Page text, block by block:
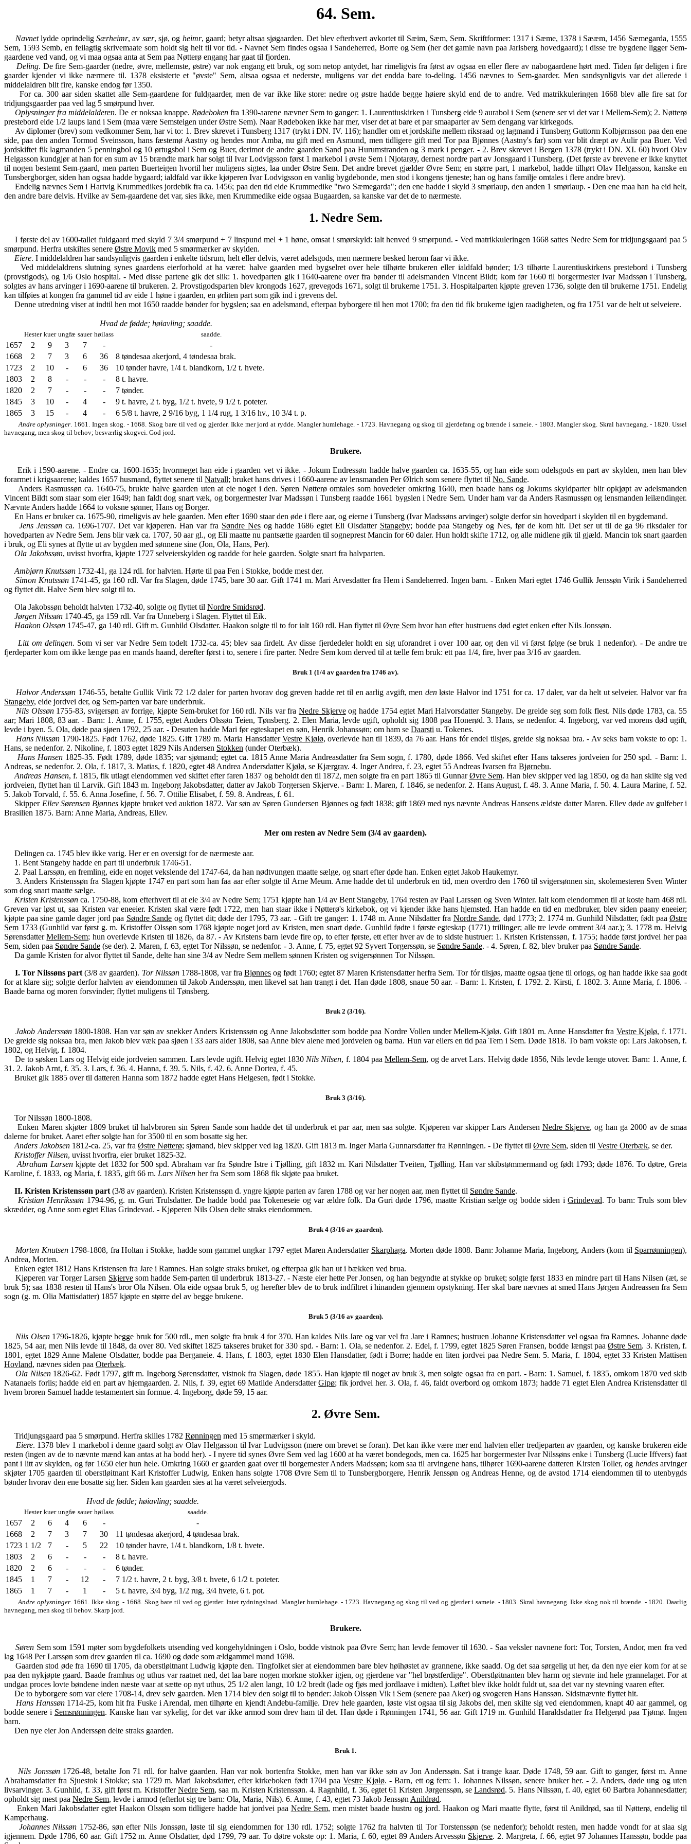
64. Sem.
Navnetlydde oprindelig Særheimr, av sær, sjø, og heimr, gaard; betyr altsaa sjøgaarden. Det blev efterhvert avkortet til Sæim, Sæm, Sem. Skriftformer: 1317 i Sæme, 1378 i Sææm, 1456 Sæmegarda, 1555
Sem, 1593 Semb, en feilagtig skrivemaate som holdt sig helt til vor tid. - Navnet Sem findes ogsaa i Sandeherred, Borre og Sem (her det gamle navn paa Jarlsberg hovedgaard); i disse tre bygdene ligger Sem-
gaardene ved vand, og vi maa ogsaa anta at Sem paa Nøtterø engang har gaat til fjorden.
Deling. De fire Sem-gaarder (nedre, øvre, mellemste, østre) var nok engang ett bruk, og som netop antydet, har rimeligvis fra først av ogsaa en eller flere av nabogaardene hørt med. Tiden før deligen i fire
gaarder kjender vi ikke nærmere til. 1378 eksisterte et "øvste" Sem, altsaa ogsaa et nederste, muligens var det endda bare to-deling. 1456 nævnes to Sem-gaarder. Men sandsynligvis var det allerede i
middelaldren blit fire, kanske endog før 1350.
For ca. 300 aar siden skattet alle Sem-gaardene for fuldgaarder, men de var ikke like store: nedre og østre hadde begge høiere skyld end de to andre. Ved matrikkuleringen 1668 blev alle fire sat for
tridjungsgaarder paa ved lag 5 smørpund hver.
Oplysninger fra middelalderen. De er noksaa knappe.Rødeboken fra 1390-aarene nævner Sem to ganger: 1. Laurentiuskirken i Tunsberg eide 9 aurabol i Sem (senere ser vi det var i Mellem-Sem); 2. Nøtterø
prestebord eide 1/2 laups land i Sem (maa være Semsteigen under Østre Sem). Naar Rødeboken ikke har mer, viser det at bare et par smaaparter av Sem dengang var kirkegods.
Av diplomer (brev) som vedkommer Sem, har vi to: 1. Brev skrevet i Tunsberg 1317 (trykt i DN. IV. 116); handler om et jordskifte mellem riksraad og lagmand i Tunsberg Guttorm Kolbjørnsson paa den ene
side, paa den anden Tormod Sveinsson, hans fæstemø Aastny og hendes mor Amba, nu gift med en Asmund, men tidligere gift med Tor paa Bjønnes (Aastny's far) som var blit dræpt av Aulir paa Buer. Ved
jordskiftet fik lagmanden 5 penningbol og 10 ørtugsbol i Sem og Buer, derimot de andre gaarden Sand paa Hurumstranden og 3 mark i penger. - 2. Brev skrevet i Bergen 1378 (trykt i DN. XI. 60) hvori Olav
Helgasson kundgjør at han for en sum av 15 brændte mark har solgt til Ivar Lodvigsson først 1 markebol i øvste Sem i Njotarøy, dernest nordre part av Jonsgaard i Tunsberg. (Det første av brevene er ikke knyttet
til nogen bestemt Sem-gaard, men parten Buerteigen hvortil her muligens sigtes, laa under Østre Sem. Det andre brevet gjælder Øvre Sem; en større part, 1 markebol, hadde tilhørt Olav Helgasson, kanske en
Tunsbergborger, siden han ogsaa hadde bygaard; ialdfald var ikke kjøperen Ivar Lodvigsson en vanlig bygdebonde, men stod i kongens tjeneste; han og hans familje omtales i flere andre brev).
Endelig nævnes Sem i Hartvig Krummedikes jordebik fra ca. 1456; paa den tid eide Krummedike "two Sæmegarda"; den ene hadde i skyld 3 smørlaup, den anden 1 smørlaup. - Den ene maa han ha eid helt,
den andre bare delvis. Hvilke av Sem-gaardene det var, sies ikke, men Krummedike eide ogsaa Bugaarden, sa kanske var det de to nærmeste.
1. Nedre Sem.
I første del av 1600-tallet fuldgaard med skyld 7 3/4 smørpund + 7 linspund mel + 1 høne, omsat i smørskyld: ialt henved 9 smørpund. - Ved matrikkuleringen 1668 sattes Nedre Sem for tridjungsgaard paa 5
smørpund. Herfra utskiltes senere Østre Movik med 5 smørmærker av skylden.
Eiere. I middelaldren har sandsynligvis gaarden i enkelte tidsrum, helt eller delvis, været adelsgods, men nærmere besked herom faar vi ikke.
Ved middelaldrens slutning synes gaardens eierforhold at ha været: halve gaarden med bygselret over hele tilhørte brukeren eller ialdfald bønder; 1/3 tilhørte Laurentiuskirkens prestebord i Tunsberg
(provstigods), og 1/6 Oslo hospital. - Med disse partene gik det slik: 1. hovedparten gik i 1640-aarene over fra bønder til adelsmanden Vincent Bildt; kom før 1660 til borgermester Ivar Madssøn i Tunsberg,
solgtes av hans arvinger i 1690-aarene til brukeren. 2. Provstigodsparten blev krongods 1627, grevegods 1671, solgt til brukerne 1751. 3. Hospitalparten kjøpte greven 1736, solgte den til brukerne 1751. Endelig
kan tilføies at kongen fra gammel tid av eide 1 høne i gaarden, en ørliten part som gik ind i grevens del.
Denne utredning viser at indtil hen mot 1650 raadde bønder for bygslen; saa en adelsmand, efterpaa byborgere til hen mot 1700; fra den tid fik brukerne igjen raadigheten, og fra 1751 var de helt ut selveiere.
Hvad de fødde; høiavling; saadde.
Hester kuer ungfæ sauer høilass saadde.
1657 2 9 3 7 -
-
1668
2 7 3 6 36
8 tøndesaa akerjord, 4 tøndesaa brak.
1723
2 10 - 6 36
10 tønder havre, 1/4 t. blandkorn, 1/2 t. hvete.
1803
2 8 - - -
8 t. havre.
1820
2 7 - - -
7 tønder.
1845
3 10 - 4 -
9 t. havre, 2 t. byg, 1/2 t. hvete, 9 1/2 t. poteter.
1865
3 15 - 4 - 6 5/8 t. havre, 2 9/16 byg, 1 1/4 rug, 1 3/16 hv., 10 3/4 t. p.
Andre oplysninger. 1661. Ingen skog. - 1668. Skog bare til ved og gjerder. Ikke mer jord at rydde. Mangler humlehage. - 1723. Havnegang og skog til gjerdefang og brænde i sameie. - 1803. Mangler skog. Skral havnegang. - 1820. Ussel
havnegang, men skog til behov; besværlig skogvei. God jord.
Brukere.
Erik i 1590-aarene. - Endre ca. 1600-1635; hvormeget han eide i gaarden vet vi ikke. - Jokum Endressøn hadde halve gaarden ca. 1635-55, og han eide som odelsgods en part av skylden, men han blev
forarmet i krigsaarene; kaldes 1657 husmand, flyttet senere til Natvall; bruket hans drives i 1660-aarene av lensmanden Per Ølrich som senere flyttet til No. Sande.
Anders Rasmussøn ca. 1640-75, brukte halve gaarden uten at eie noget i den. Søren Nøtterø omtales som hovedeier omkring 1640, men baade hans og Jokums skyldparter blir opkjøpt av adelsmanden
Vincent Bildt som staar som eier 1649; han faldt dog snart væk, og borgermester Ivar Madssøn i Tunsberg raadde 1661 bygslen i Nedre Sem. Under ham var da Anders Rasmussøn og lensmanden leilændinger.
Nævnte Anders hadde 1664 to voksne sønner, Hans og Borger.
En Hans er bruker ca. 1675-90, rimeligvis av hele gaarden. Men efter 1690 staar den øde i flere aar, og eierne i Tunsberg (Ivar Madssøns arvinger) solgte derfor sin hovedpart i skylden til en bygdemand.
Jens Jenssøn ca. 1696-1707. Det var kjøperen. Han var fra Søndre Nesog hadde 1686 egtet Eli Olsdatter Stangeby; bodde paa Stangeby og Nes, før de kom hit. Det ser ut til de ga 96 riksdaler for
hovedparten av Nedre Sem. Jens blir væk ca. 1707, 50 aar gl., og Eli maatte nu pantsætte gaarden til sogneprest Mancin for 60 daler. Hun holdt skifte 1712, og alle midlene gik til gjæld. Mancin tok snart gaarden
i bruk, og Eli synes at flytte ut av bygden med sønnene sine (Jon, Ola, Hans, Per).
Ola Jakobssøn, uvisst hvorfra, kjøpte 1727 selveierskylden og raadde for hele gaarden. Solgte snart fra halvparten.
Ambjørn Knutssøn 1732-41, ga 124 rdl. for halvten. Hørte til paa Fen i Stokke, bodde mest der.
Simon Knutssøn1741-45, ga 160 rdl. Var fra Slagen, døde 1745, bare 30 aar. Gift 1741 m. Mari Arvesdatter fra Hem i Sandeherred. Ingen barn. - Enken Mari egtet 1746 Gullik Jenssøn Virik i Sandeherred
og flyttet dit. Halve Sem blev solgt til to.
Ola Jakobssøn beholdt halvten 1732-40, solgte og flyttet til Nordre Smidsrød.
Jørgen Nilssøn 1740-45, ga 159 rdl. Var fra Unneberg i Slagen. Flyttet til Eik.
Haakon Olssøn 1745-47, ga 140 rdl. Gift m. Gunhild Olsdatter. Haakon solgte til to for ialt 160 rdl. Han flyttet til Øvre Sem hvor han efter hustruens død egtet enken efter Nils Jonssøn.
Litt om delingen. Som vi ser var Nedre Sem todelt 1732-ca. 45; blev saa firdelt. Av disse fjerdedeler holdt en sig uforandret i over 100 aar, og den vil vi først følge (se bruk 1 nedenfor). - De andre tre
fjerdeparter kom om ikke længe paa en mands haand, derefter først i to, senere i fire parter. Nedre Sem kom derved til at tælle fem bruk: ett paa 1/4, fire, hver paa 3/16 av gaarden.
Bruk 1 (1/4 av gaarden fra 1746 av).
Halvor Anderssøn 1746-55, betalte Gullik Virik 72 1/2 daler for parten hvorav dog greven hadde ret til en aarlig avgift, men denløste Halvor ind 1751 for ca. 17 daler, var da helt ut selveier. Halvor var fra
Stangeby, eide jordvei der, og Sem-parten var bare underbruk.
Nils Olssøn1755-83, svigersøn av forrige, kjøpte Sem-bruket for 160 rdl. Nils var fraNedre Skjerveog hadde 1754 egtet Mari Halvorsdatter Stangeby. De greide seg som folk flest. Nils døde 1783, ca. 55
aar; Mari 1808, 83 aar. - Barn: 1. Anne, f. 1755, egtet Anders Olssøn Teien, Tønsberg. 2. Elen Maria, levde ugift, opholdt sig 1808 paa Honerød. 3. Hans, se nedenfor. 4. Ingeborg, var ved morens død ugift,
levde i byen. 5. Ola, døde paa sjøen 1792, 25 aar. - Desuten hadde Mari før egteskapet en søn, Henrik Johanssøn; om ham se Daarsti u. Tokenes.
Hans Nilssøn 1790-1825. Født 1762, døde 1825. Gift 1789 m. Maria HansdatterVestre Kjølø, overlevde han til 1839, da 76 aar. Hans fór endel tilsjøs, greide sig noksaa bra. - Av seks barn vokste to op: 1.
Hans, se nedenfor. 2. Nikoline, f. 1803 egtet 1829 Nils Andersen Stokken (under Oterbæk).
Hans Hansen 1825-35. Født 1789, døde 1835; var sjømand; egtet ca. 1815 Anne Maria Andreasdatter fra Sem sogn, f. 1780, døde 1866. Ved skiftet efter Hans takseres jordveien for 250 spd. - Barn: 1.
Andreas, se nedenfor. 2. Ola, f. 1817, 3. Matias, f. 1820, egtet 48 Andrea AndersdatterKjølø, se Kjærgrav. 4. Inger Andrea, f. 23, egtet 55 Andreas Ivarsen fra Bjørnebu.
Andreas Hansen, f. 1815, fik utlagt eiendommen ved skiftet efter faren 1837 og beholdt den til 1872, men solgte fra en part 1865 til GunnarØvre Sem. Han blev skipper ved lag 1850, og da han skilte sig ved
jordveien, flyttet han til Larvik. Gift 1843 m. Ingeborg Jakobsdatter, datter av Jakob Torgersen Skjerve. - Barn: 1. Maren, f. 1846, se nedenfor. 2. Hans August, f. 48. 3. Anne Maria, f. 50. 4. Laura Marine, f. 52.
5. Jakob Torvald, f. 55. 6. Anna Josefine, f. 56. 7. Ottilie Elisabet, f. 59. 8. Andreas, f. 61.
Skipper Ellev Sørensen Bjønneskjøpte bruket ved auktion 1872. Var søn av Søren Gundersen Bjønnes og født 1838; gift 1869 med nys nævnte Andreas Hansens ældste datter Maren. Ellev døde av gulfeber i
Brasilien 1875. Barn: Anne Maria, Andreas, Ellev.
Mer om resten av Nedre Sem (3/4 av gaarden).
Delingen ca. 1745 blev ikke varig. Her er en oversigt for de nærmeste aar.
1. Bent Stangeby hadde en part til underbruk 1746-51.
2. Paal Larssøn, en fremling, eide en noget vekslende del 1747-64, da han nødtvungen maatte sælge, og snart efter døde han. Enken egtet Jakob Haukemyr.
3. Anders Kristenssøn fra Slagen kjøpte 1747 en part som han faa aar efter solgte til Arne Meum. Arne hadde det til underbruk en tid, men overdro den 1760 til svigersønnen sin, skolemesteren Sven Winter
som dog snart maatte sælge.
Kristen Kristenssøn ca. 1750-88, kom efterhvert til at eie 3/4 av Nedre Sem; 1751 kjøpte han 1/4 av Bent Stangeby, 1764 resten av Paal Larssøn og Sven Winter. Ialt kom eiendommen til at koste ham 468 rdl.
Greven var løst ut, saa Kristen var eneeier. Kristen skal være født 1722, men han staar ikke i Nøtterø's kirkebok, og vi kjender ikke hans hjemsted. Han hadde en tid en medbruker, blev siden paany eneeier;
kjøpte paa sine gamle dager jord paa Søndre Sande og flyttet dit; døde der 1795, 73 aar. - Gift tre ganger: 1. 1748 m. Anne Nilsdatter fra Nordre Sande, død 1773; 2. 1774 m. Gunhild Nilsdatter, født paa Østre
Sem 1733 (Gunhild var først g. m. Kristoffer Olssøn som 1768 kjøpte noget jord av Kristen, men snart døde. Gunhild fødte i første egteskap (1771) trillinger; alle tre levde omtrent 3/4 aar.); 3. 1778 m. Helvig
SørensdatterMellem-Sem; hun overlevde Kristen til 1826, da 87. - Av Kristens barn levde fire op, to efter første, ett efter hver av de to sidste hustruer: 1. Kristen Kristenssøn, f. 1755; hadde først jordvei her paa
Sem, siden paa Søndre Sande (se der). 2. Maren, f. 63, egtet Tor Nilssøn, se nedenfor. - 3. Anne, f. 75, egtet 92 Syvert Torgerssøn, se Søndre Sande. - 4. Søren, f. 82, blev bruker paa Søndre Sande.
Da gamle Kristen for alvor flyttet til Sande, delte han sine 3/4 av Nedre Sem mellem sønnen Kristen og svigersønnen Tor Nilssøn.
I. Tor Nilssøns part (3/8 av gaarden). Tor Nilssøn1788-1808, var fraBjønnes og født 1760; egtet 87 Maren Kristensdatter herfra Sem. Tor fór tilsjøs, maatte ogsaa tjene til orlogs, og han hadde ikke saa godt
for at klare sig; solgte derfor halvten av eiendommen til Jakob Anderssøn, men likevel sat han trangt i det. Han døde 1808, snaue 50 aar. - Barn: 1. Kristen, f. 1792. 2. Kirsti, f. 1802. 3. Anne Maria, f. 1806. -
Baade barna og moren forsvinder; flyttet muligens til Tønsberg.
Bruk 2 (3/16).
Jakob Anderssøn1800-1808. Han var søn av snekker Anders Kristenssøn og Anne Jakobsdatter som bodde paa Nordre Vollen under Mellem-Kjølø. Gift 1801 m. Anne Hansdatter fra Vestre Kjølø, f. 1771.
De greide sig noksaa bra, men Jakob blev væk paa sjøen i 33 aars alder 1808, saa Anne blev alene med jordveien og barna. Hun var ellers en tid paa Tem i Sem. Døde 1818. To barn vokste op: Lars Jakobsen, f.
1802, og Helvig, f. 1804.
De to søsken Lars og Helvig eide jordveien sammen. Lars levde ugift. Helvig egtet 1830 Nils Nilsen, f. 1804 paaMellem-Sem, og de arvet Lars. Helvig døde 1856, Nils levde længe utover. Barn: 1. Anne, f.
31. 2. Jakob Arnt, f. 35. 3. Lars, f. 36. 4. Hanna, f. 39. 5. Nils, f. 42. 6. Anne Dortea, f. 45.
Bruket gik 1885 over til datteren Hanna som 1872 hadde egtet Hans Helgesen, født i Stokke.
Bruk 3 (3/16).
Tor Nilssøn 1800-1808.
Enken Maren skjøter 1809 bruket til halvbroren sin Søren Sande som hadde det til underbruk et par aar, men saa solgte. Kjøperen var skipper Lars Andersen Nedre Skjerve, og han ga 2000 av de smaa
dalerne for bruket. Aaret efter solgte han for 3500 til en som bosatte sig her.
Anders Jakobsen 1812-ca. 25, var fra Østre Nøtterø; sjømand, blev skipper ved lag 1820. Gift 1813 m. Inger Maria Gunnarsdatter fra Rønningen. - De flyttet til Øvre Sem, siden til Vestre Oterbæk, se der.
Kristoffer Nilsen, uvisst hvorfra, eier bruket 1825-32.
Abraham Larsenkjøpte det 1832 for 500 spd. Abraham var fra Søndre Istre i Tjølling, gift 1832 m. Kari Nilsdatter Tveiten, Tjølling. Han var skibstømmermand og født 1793; døde 1876. To døtre, Greta
Karoline, f. 1833, og Maria, f. 1835, gift 66 m. Lars Nilsen her fra Sem som 1868 fik skjøte paa bruket.
II. Kristen Kristenssøn part (3/8 av gaarden). Kristen Kristenssøn d. yngre kjøpte parten av faren 1788 og var her nogen aar, men flyttet til Søndre Sande.
Kristian Henrikssøn 1794-96, g. m. Guri Trulsdatter. De hadde bodd paa Tokeneseie og var ældre folk. Da Guri døde 1796, maatte Kristian sælge og bodde siden i Grindevad. To barn: Truls som blev
skrædder, og Anne som egtet Elias Grindevad. - Kjøperen Nils Olsen delte straks eiendommen.
Bruk 4 (3/16 av gaarden).
Morten Knutsen1798-1808, fra Holtan i Stokke, hadde som gammel ungkar 1797 egtet Maren Andersdatter Skarphaga. Morten døde 1808. Barn: Johanne Maria, Ingeborg, Anders (kom til Sparrønningen),
Andrea, Morten.
Enken egtet 1812 Hans Kristensen fra Jare i Ramnes. Han solgte straks bruket, og efterpaa gik han ut i bækken ved brua.
Kjøperen var Torger Larsen Skjervesom hadde Sem-parten til underbruk 1813-27. - Næste eier hette Per Jonsen, og han begyndte at stykke op bruket; solgte først 1833 en mindre part til Hans Nilsen (æt, se
bruk 5); saa 1838 resten til Hans's bror Ola Nilsen. Ola eide ogsaa bruk 5, og herefter blev de to bruk indfiltret i hinanden gjennem opstykning. Her skal bare nævnes at smed Hans Jørgen Andreassen fra Sem
sogn (g. m. Olia Mattisdatter) 1857 kjøpte en større del av begge brukene.
Bruk 5 (3/16 av gaarden).
Nils Olsen1796-1826, kjøpte begge bruk for 500 rdl., men solgte fra bruk 4 for 370. Han kaldes Nils Jare og var vel fra Jare i Ramnes; hustruen Johanne Kristensdatter vel ogsaa fra Ramnes. Johanne døde
1825, 54 aar, men Nils levde til 1848, da over 80. Ved skiftet 1825 takseres bruket for 330 spd. - Barn: 1. Ola, se nedenfor. 2. Edel, f. 1799, egtet 1825 Søren Fransen, bodde længst paa Østre Sem. 3. Kristen, f.
1801, egtet 1829 Anne Malene Olsdatter, bodde paa Berganeie. 4. Hans, f. 1803, egtet 1830 Elen Hansdatter, født i Borre; hadde en liten jordvei paa Nedre Sem. 5. Maria, f. 1804, egtet 33 Kristen Mattisen
Hovland, nævnes siden paa Oterbæk.
Ola Nilsen1826-62. Født 1797, gift m. Ingeborg Sørensdatter, vistnok fra Slagen, døde 1855. Han kjøpte til noget av bruk 3, men solgte ogsaa fra en part. - Barn: 1. Samuel, f. 1835, omkom 1870 ved skib
Natanaels forlis; hadde eid en part av hjemgaarden. 2. Nils, f. 39, egtet 69 Matilde AndersdatterGipø; fik jordvei her. 3. Ola, f. 46, faldt overbord og omkom 1873; hadde 71 egtet Elen Andrea Kristensdatter til
hvem broren Samuel hadde testamentert sin formue. 4. Ingeborg, døde 59, 15 aar.
2. Øvre Sem.
Tridjungsgaard paa 5 smørpund. Herfra skilles 1782 Rønningen med 15 smørmærker i skyld.
Eiere. 1378 blev 1 markebol i denne gaard solgt av Olav Helgasson til Ivar Ludvigsson (mere om brevet se foran). Det kan ikke være mer end halvten eller tredjeparten av gaarden, og kanske brukeren eide
resten (ingen av de to nævnte mænd kan antas at ha bodd her). - I nyere tid synes Øvre Sem ved lag 1600 at ha været bondegods, men ca. 1625 har borgermester Ivar Nilssøns enke i Tunsberg (Lucie Iffvers) faat
pant i litt av skylden, og før 1650 eier hun hele. Omkring 1660 er gaarden gaat over til borgemester Anders Madssøn; kom saa til arvingene hans, tilhører 1690-aarene datteren Kirsten Toller, og hendesarvinger
skjøter 1705 gaarden til oberstløitnant Karl Kristoffer Ludwig. Enken hans solgte 1708 Øvre Sem til to Tunsbergborgere, Henrik Jenssøn og Andreas Henne, og de avstod 1714 eiendommen til to utenbygds
bønder hvorav den ene bosatte sig her. Siden kan gaarden sies at ha været selveiergods.
Hvad de fødde; høiavling; saadde.
Hester kuer ungfæ sauer høilass saadde.
1657 2 6 4 6 -
-
1668
2 7 3 7 30
11 tøndesaa akerjord, 4 tøndesaa brak.
1723 1 1/2 7 - 5 22
10 tønder havre, 1/4 t. blandkorn, 1/8 t. hvete.
1803
2 6 - - -
8 t. havre.
1820
2 6 - - -
6 tønder.
1845
1 7 - 12 -
7 1/2 t. havre, 2 t. byg, 3/8 t. hvete, 6 1/2 t. poteter.
1865
1 7 - 1 - 5 t. havre, 3/4 byg, 1/2 rug, 3/4 hvete, 6 t. pot.
Andre oplysninger. 1661. Ikke skog. - 1668. Skog bare til ved og gjerder. Intet rydningslnad. Mangler humlehage. - 1723. Havnegang og skog til ved og gjerder i sameie. - 1803. Skral havnegang. Ikke skog nok til brænde. - 1820. Daarlig
havnegang, men skog til behov. Skarp jord.
Brukere.
Søren Sem som 1591 møter som bygdefolkets utsending ved kongehyldningen i Oslo, bodde vistnok paa Øvre Sem; han levde femover til 1630. - Saa veksler navnene fort: Tor, Torsten, Andor, men fra ved
lag 1648 Per Larssøn som drev gaarden til ca. 1690 og døde som ældgammel mand 1698.
Gaarden stod øde fra 1690 til 1705, da oberstløitnant Ludwig kjøpte den. Tingfolket sier at eiendommen bare blev høihøstet av grannene, ikke saadd. Og det saa sørgelig ut her, da den nye eier kom for at se
paa den nykjøpte gaard. Baade framhus og uthus var raatnet ned, det laa bare nogen morkne stokker igjen, og gjerdene var "hel brøstferdige". Oberstløitnanten blev harm og stevnte ind hele grannelaget. For at
undgaa proces lovte bøndene inden næste vaar at sætte op nyt uthus, 25 1/2 alen langt, 10 1/2 bredt (lade og fjøs med jordlaave i midten). Løftet blev ikke holdt fuldt ut, saa det var ny stevning vaaren efter.
De to byborgere som var eiere 1708-14, drev selv gaarden. Men 1714 blev den solgt til to bønder: Jakob Olssøn Vik i Sem (senere paa Aker) og svogeren Hans Hanssøn. Sidstnævnte flyttet hit.
Hans Hanssøn1714-25, kom hit fra Fuske i Arendal, men tilhørte en kjendt Andebu-familje. Drev hele gaarden, løste vist ogsaa til sig Jakobs del, men skilte sig ved eiendommen, knapt 40 aar gammel, og
bodde senere i Semsrønningen. Kanske han var sykelig, for det var ikke armod som drev ham til det. Han døde i Rønningen 1741, 56 aar. Gift 1719 m. Gunhild Haraldsdatter fra Helgerød paa Tjømø. Ingen
barn.
Den nye eier Jon Anderssøn delte straks gaarden.
Bruk 1.
Nils Jonssøn1726-48, betalte Jon 71 rdl. for halve gaarden. Han var nok bortenfra Stokke, men han var ikke søn av Jon Anderssøn. Sat i trange kaar. Døde 1748, 59 aar. Gift to ganger, først m. Anne
Abrahamsdatter fra Sjuestok i Stokke; saa 1729 m. Mari Jakobsdatter, efter kirkeboken født 1704 paaVestre Kjølø. - Barn, ett og fem: 1. Johannes Nilssøn, senere bruker her. - 2. Anders, døde ung og uten
livsarvinger. 3. Gunhild, f. 33, gift først m. KristofferNedre Sem, saa m. Kristen Kristenssøn. 4. Ragnhild, f. 36, egtet 61 Kristen Jørgenssøn, seLandsrød. 5. Hans Nilssøn, f. 40, egtet 60 Barbra Johannesdatter;
opholdt sig mest paa Nedre Sem, levde i armod (efterlot sig tre barn: Ola, Maria, Nils). 6. Anne, f. 43, egtet 73 Jakob Jenssøn Anildrød.
Enken Mari Jakobsdatter egtet Haakon Olssøn som tidligere hadde hat jordvei paa Nedre Sem, men mistet baade hustru og jord. Haakon og Mari maatte flytte, først til Anildrød, saa til Nøtterø, endelig til
Kamperhaug.
Johannes Nilssøn 1752-86, søn efter Nils Jonssøn, løste til sig eiendommen for 130 rdl. 1752; solgte 1762 fra halvten til Tor Torstenssøn (se nedenfor); beholdt resten, men hadde vondt for at slaa sig
igjennem. Døde 1786, 60 aar. Gift 1752 m. Anne Olsdatter, død 1799, 79 aar. To døtre vokste op: 1. Maria, f. 60, egtet 89 Anders Arvessøn Skjerve. 2. Margreta, f. 66, egtet 97 Johannes Hanssøn, bodde paa